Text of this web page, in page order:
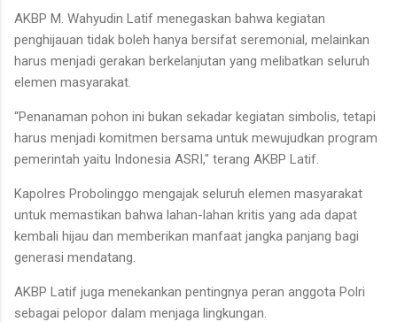
AKBP M. Wahyudin Latif menegaskan bahwa kegiatan
penghijauan tidak boleh hanya bersifat seremonial, melainkan
harus menjadi gerakan berkelanjutan yang melibatkan seluruh
elemen masyarakat.
“Penanaman pohon ini bukan sekadar kegiatan simbolis, tetapi
harus menjadi komitmen bersama untuk mewujudkan program
pemerintah yaitu Indonesia ASRI," terang AKBP Latif.
Kapolres Probolinggo mengajak seluruh elemen masyarakat
untuk memastikan bahwa lahan-lahan kritis yang ada dapat
kembali hijau dan memberikan manfaat jangka panjang bagi
generasi mendatang.
AKBP Latif juga menekankan pentingnya peran anggota Polri
sebagai pelopor dalam menjaga lingkungan.